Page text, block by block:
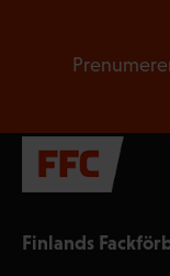
Finlands